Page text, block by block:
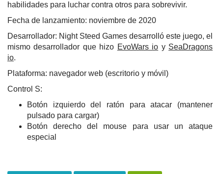
habilidades para luchar contra otros para sobrevivir.
Fecha de lanzamiento: noviembre de 2020
Desarrollador: Night Steed Games desarrolló este juego, el
mismo desarrollador que hizo EvoWars io y SeaDragons
io.
Plataforma: navegador web (escritorio y móvil)
Control S:
Botón izquierdo del ratón para atacar (mantener
pulsado para cargar)
Botón derecho del mouse para usar un ataque
especial